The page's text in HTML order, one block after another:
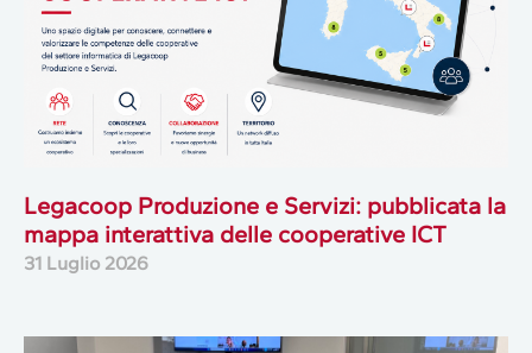
Legacoop Produzione e Servizi: pubblicata la
mappa interattiva delle cooperative ICT
31 Luglio 2026